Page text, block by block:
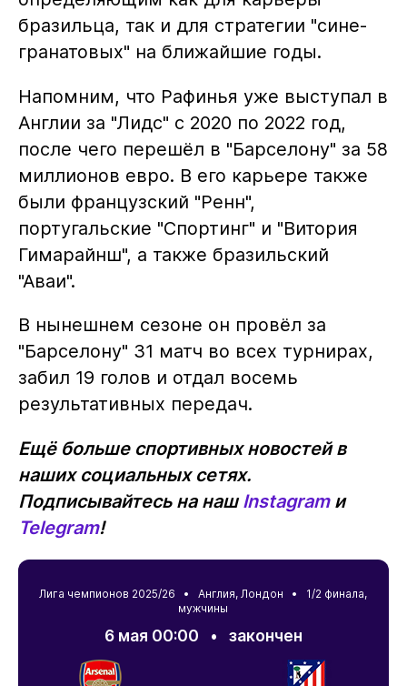
бразильца, так и для стратегии "сине-
гранатовых" на ближайшие годы.
Напомним, что Рафинья уже выступал в
Англии за "Лидс" с 2020 по 2022 год,
после чего перешёл в "Барселону" за 58
миллионов евро. В его карьере также
были французский "Ренн",
португальские "Спортинг" и "Витория
Гимарайнш", а также бразильский
"Аваи".
В нынешнем сезоне он провёл за
"Барселону" 31 матч во всех турнирах,
забил 19 голов и отдал восемь
результативных передач.
Ещё больше спортивных новостей в
наших социальных сетях.
Подписывайтесь на нашInstagramи
Telegram!
Лига чемпионов 2025/26 •Англия,Лондон • 1/2 финала,
мужчины
6 мая 00:00 • закончен